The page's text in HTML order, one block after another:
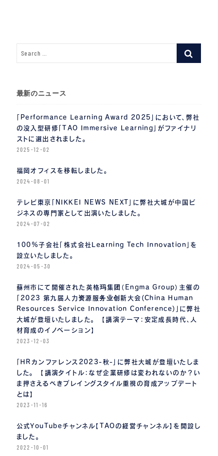
シ
ョ
最新のニュース
「Performance Learning Award 2025」において、弊社
の没入型研修「TAO Immersive Learning」がファイナリ
ストに選出されました。
2025-12-02
福岡オフィスを移転しました。
2024-08-01
テレビ東京「NIKKEI NEWS NEXT」に弊社大城が中国ビ
ジネスの専門家として出演いたしました。
2024-07-02
100%子会社「株式会社Learning Tech Innovation」を
設立いたしました。
2024-05-30
蘇州市にて開催された英格玛集团（Engma Group）主催の
「2023 第九届人力资源服务业创新大会(China Human
Resources Service Innovation Conference)」に弊社
大城が登壇いたしました。 【講演テーマ：安定成長時代、人
材育成のイノベーション】
2023-12-03
「ＨＲカンファレンス2023-秋-」に弊社大城が登壇いたしま
した。 【講演タイトル：なぜ企業研修は変われないのか？い
ま押さえるべきプレイングスタイル重視の育成アップデート
とは】
2023-11-16
公式YouTubeチャンネル【TAOの経営チャンネル】を開設し
ました。
2022-10-01